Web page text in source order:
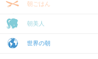
朝ごはん
朝美人
世界の朝